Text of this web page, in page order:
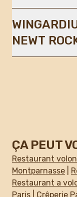
NEWT
ÇA PEUT
Restaurant
Montparnasse
Restaurant a
Paris
Crêperie